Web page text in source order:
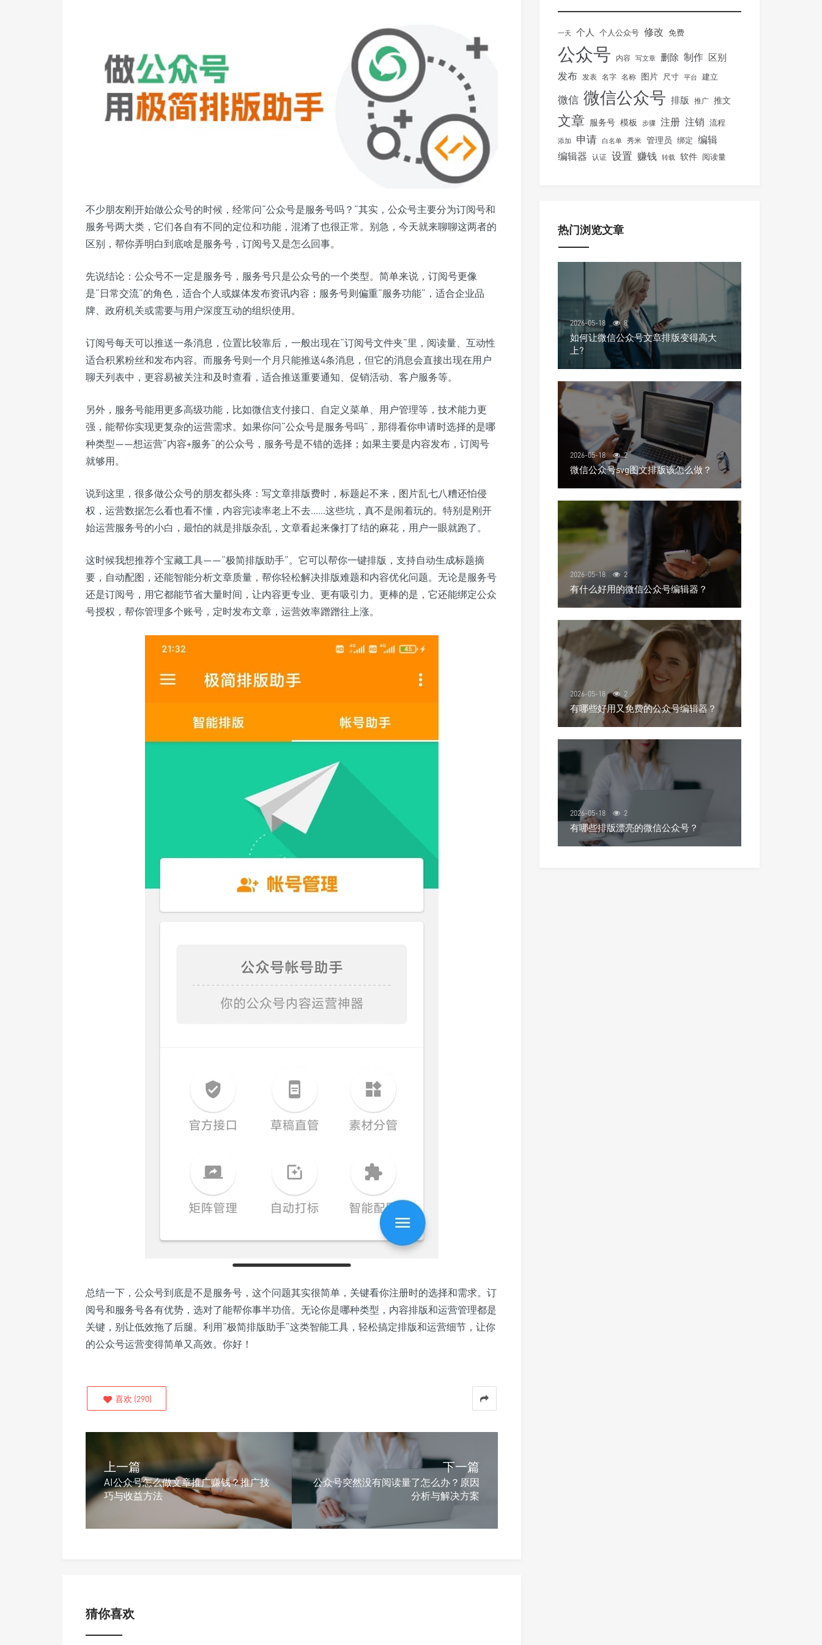
不少朋友刚开始做公众号的时候，经常问“公众号是服务号吗？”其实，公众号主要分为订阅号和
服务号两大类，它们各自有不同的定位和功能，混淆了也很正常。别急，今天就来聊聊这两者的
区别，帮你弄明白到底啥是服务号，订阅号又是怎么回事。
先说结论：公众号不一定是服务号，服务号只是公众号的一个类型。简单来说，订阅号更像
是“日常交流”的角色，适合个人或媒体发布资讯内容；服务号则偏重“服务功能”，适合企业品
牌、政府机关或需要与用户深度互动的组织使用。
订阅号每天可以推送一条消息，位置比较靠后，一般出现在“订阅号文件夹”里，阅读量、互动性
适合积累粉丝和发布内容。而服务号则一个月只能推送4条消息，但它的消息会直接出现在用户
聊天列表中，更容易被关注和及时查看，适合推送重要通知、促销活动、客户服务等。
另外，服务号能用更多高级功能，比如微信支付接口、自定义菜单、用户管理等，技术能力更
强，能帮你实现更复杂的运营需求。如果你问“公众号是服务号吗”，那得看你申请时选择的是哪
种类型——想运营“内容+服务”的公众号，服务号是不错的选择；如果主要是内容发布，订阅号
就够用。
说到这里，很多做公众号的朋友都头疼：写文章排版费时，标题起不来，图片乱七八糟还怕侵
权，运营数据怎么看也看不懂，内容完读率老上不去……这些坑，真不是闹着玩的。特别是刚开
始运营服务号的小白，最怕的就是排版杂乱，文章看起来像打了结的麻花，用户一眼就跑了。
这时候我想推荐个宝藏工具——“极简排版助手”。它可以帮你一键排版，支持自动生成标题摘
要，自动配图，还能智能分析文章质量，帮你轻松解决排版难题和内容优化问题。无论是服务号
还是订阅号，用它都能节省大量时间，让内容更专业、更有吸引力。更棒的是，它还能绑定公众
号授权，帮你管理多个账号，定时发布文章，运营效率蹭蹭往上涨。
总结一下，公众号到底是不是服务号，这个问题其实很简单，关键看你注册时的选择和需求。订
阅号和服务号各有优势，选对了能帮你事半功倍。无论你是哪种类型，内容排版和运营管理都是
关键，别让低效拖了后腿。利用“极简排版助手”这类智能工具，轻松搞定排版和运营细节，让你
的公众号运营变得简单又高效。你好！
喜欢 (290)
上一篇
AI公众号怎么做文章推广赚钱？推广技
巧与收益方法
下一篇
公众号突然没有阅读量了怎么办？原因
分析与解决方案
猜你喜欢
一天 个人 个人公众号 修改 免费
公众号 内容 写文章 删除 制作 区别
发布 发表 名字 名称 图片 尺寸 平台 建立
微信 微信公众号 排版 推广 推文
文章 服务号 模板 步骤 注册 注销 流程
添加 申请 白名单 秀米 管理员 绑定 编辑
编辑器
认证 设置 赚钱 转载 软件 阅读量
热门浏览文章
2026-05-18 8
如何让微信公众号文章排版变得高大
上?
2026-05-18 2
微信公众号svg图文排版该怎么做？
2026-05-18 2
有什么好用的微信公众号编辑器？
2026-05-18 2
有哪些好用又免费的公众号编辑器？
2026-05-18 2
有哪些排版漂亮的微信公众号？